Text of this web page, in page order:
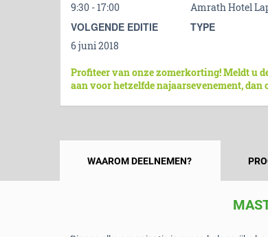
9:30 - 17:00 Amrath Hotel
VOLGENDE EDITIE TYPE
6 juni 2018
Profiteer van onze zomerkorting! Meldt u
aan voor hetzelfde najaarsevenement, dan
WAAROM DEELNEMEN?